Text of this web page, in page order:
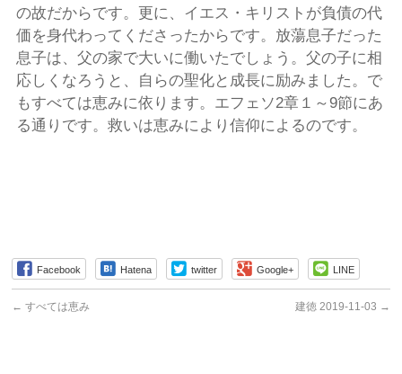
の故だからです。更に、イエス・キリストが負債の代
価を身代わってくださったからです。放蕩息子だった
息子は、父の家で大いに働いたでしょう。父の子に相
応しくなろうと、自らの聖化と成長に励みました。で
もすべては恵みに依ります。エフェソ2章１～9節にあ
る通りです。救いは恵みにより信仰によるのです。
Facebook Hatena twitter Google+ LINE
← すべては恵み 建徳 2019-11-03 →